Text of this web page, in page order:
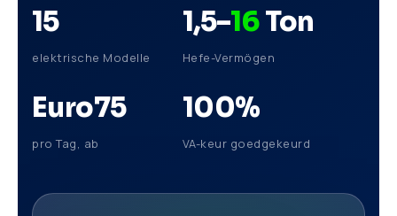
15
elektrische Modelle
1,5–16Ton
Hefe-Vermögen
Euro75
pro Tag, ab
100%
VA-keur goedgekeurd